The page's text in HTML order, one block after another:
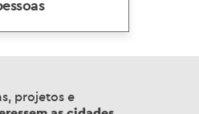
projetos e